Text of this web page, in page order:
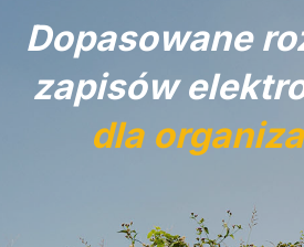
Dopasowane
zapisów
dla